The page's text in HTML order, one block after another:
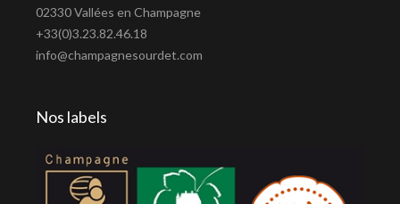
02330 Vallées en Champagne
+33(0)3.23.82.46.18
info@champagnesourdet.com
Nos labels